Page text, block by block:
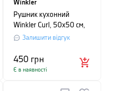
Winkler
Рушник кухонний
Winkler Curl, 50х50 см,
чорний
Залишити відгук
450 грн
Є в наявності